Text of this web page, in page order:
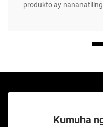
produkto ay
Kumuha